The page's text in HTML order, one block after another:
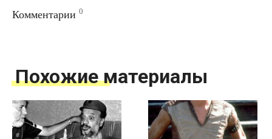
Комментарии 0
Похожие материалы